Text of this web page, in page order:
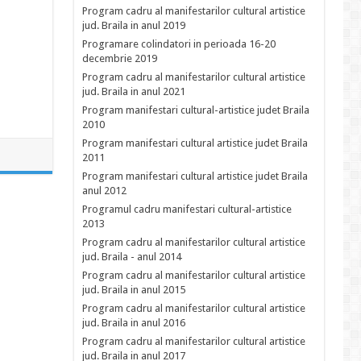
Program cadru al manifestarilor cultural artistice
jud. Braila in anul 2019
Programare colindatori in perioada 16-20
decembrie 2019
Program cadru al manifestarilor cultural artistice
jud. Braila in anul 2021
Program manifestari cultural-artistice judet Braila
2010
Program manifestari cultural artistice judet Braila
2011
Program manifestari cultural artistice judet Braila
anul 2012
Programul cadru manifestari cultural-artistice
2013
Program cadru al manifestarilor cultural artistice
jud. Braila - anul 2014
Program cadru al manifestarilor cultural artistice
jud. Braila in anul 2015
Program cadru al manifestarilor cultural artistice
jud. Braila in anul 2016
Program cadru al manifestarilor cultural artistice
jud. Braila in anul 2017